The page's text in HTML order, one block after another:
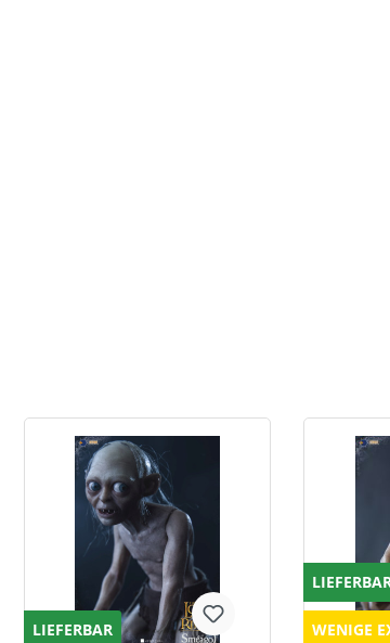
LIEFERBAR WENIGE